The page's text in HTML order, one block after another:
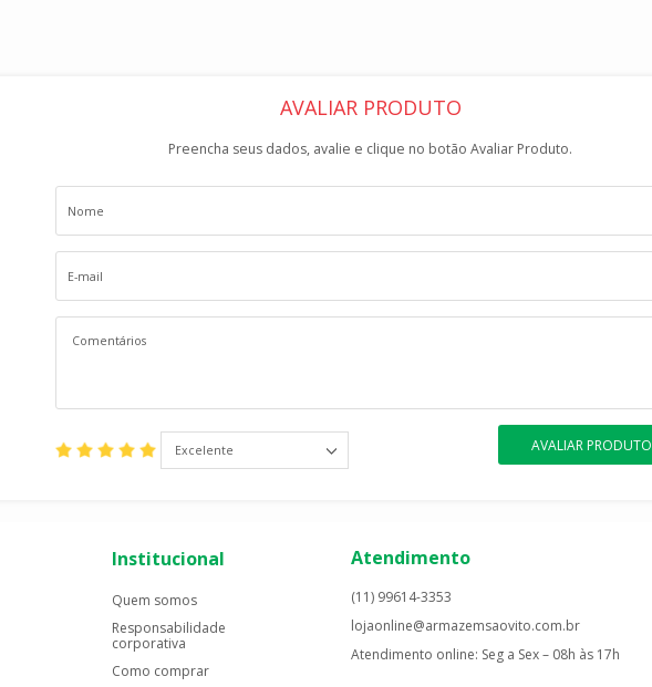
AVALIAR PRODUTO
Preencha seus dados, avalie e clique no botão Avaliar Produto.
Excelente AVALIAR PRODUTO
Institucional
Quem somos
Responsabilidade
corporativa
Como comprar
Atendimento
(11) 99614-3353
lojaonline@armazemsaovito.com.br
Atendimento online: Seg a Sex – 08h às 17h